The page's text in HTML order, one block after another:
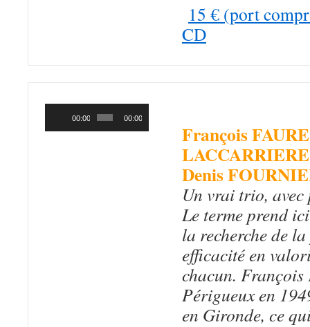
15 € (port
CD
00:00 00:00
François FAURE
LACCARRIERE
Denis
Un vrai trio,
Le terme prend
la recherche de
efficacité en
chacun. François
Périgueux en
en Gironde, ce